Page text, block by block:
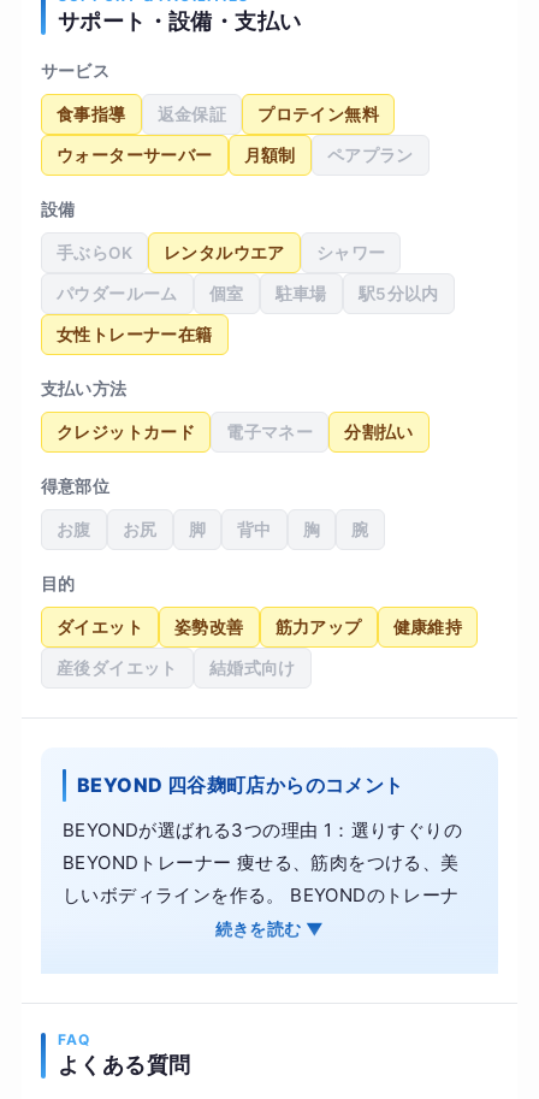
サポート・設備・支払い
サービス
食事指導 返金保証 プロテイン無料
ウォーターサーバー 月額制 ペアプラン
設備
手ぶらOK レンタルウエア シャワー
パウダールーム 個室 駐車場 駅5分以内
女性トレーナー在籍
支払い方法
クレジットカード 電子マネー 分割払い
得意部位
お腹 お尻 脚 背中 胸 腕
目的
ダイエット 姿勢改善 筋力アップ 健康維持
産後ダイエット 結婚式向け
BEYOND 四谷麹町店からのコメント
BEYONDが選ばれる3つの理由 1：選りすぐりの
BEYONDトレーナー 痩せる、筋肉をつける、美
しいボディラインを作る。 BEYONDのトレーナ
ーは、主に体の美しさを競う大会での入賞者から
練されたシンプルかつ上品な内装はお客様からご
続きを読む ▼
FAQ
よくある質問